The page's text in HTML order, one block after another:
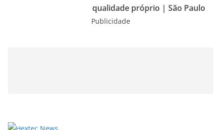
qualidade próprio | São Paulo
Publicidade